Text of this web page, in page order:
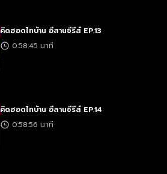
คิดฮอดไทบ้าน อีสานซีรีส์ EP.13
0:58:45 นาที
คิดฮอดไทบ้าน อีสานซีรีส์ EP.14
0:58:56 นาที